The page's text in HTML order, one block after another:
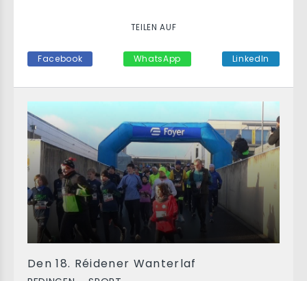
Den 18. Réidener Wanterlaf
TEILEN AUF
Facebook WhatsApp LinkedIn